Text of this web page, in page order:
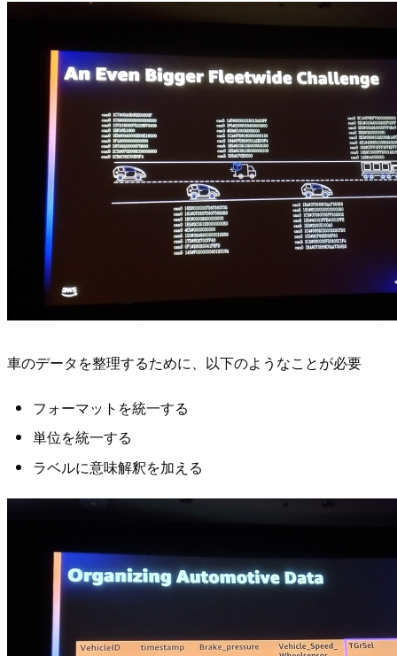
車のデータを整理するために、以下のようなことが必要
フォーマットを統一する
単位を統一する
ラベルに意味解釈を加える